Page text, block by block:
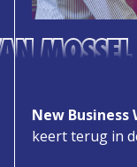
New Business
keert terug in